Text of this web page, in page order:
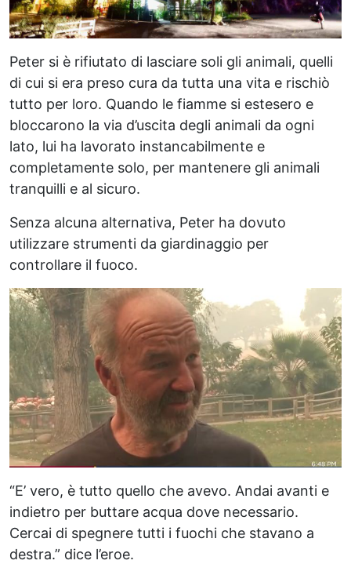
Peter si è rifiutato di lasciare soli gli animali, quelli
di cui si era preso cura da tutta una vita e rischiò
tutto per loro. Quando le fiamme si estesero e
bloccarono la via d’uscita degli animali da ogni
lato, lui ha lavorato instancabilmente e
completamente solo, per mantenere gli animali
tranquilli e al sicuro.
Senza alcuna alternativa, Peter ha dovuto
utilizzare strumenti da giardinaggio per
controllare il fuoco.
“E’ vero, è tutto quello che avevo. Andai avanti e
indietro per buttare acqua dove necessario.
Cercai di spegnere tutti i fuochi che stavano a
destra.” dice l’eroe.